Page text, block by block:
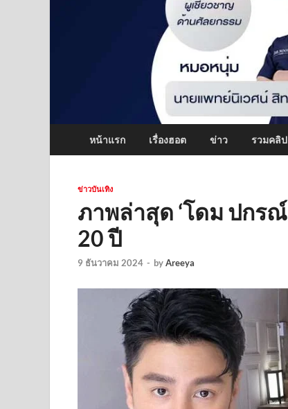
หน้าแรก เรื่องฮอต ข่าว รวมคลิป
ข่าวบันเทิง
ภาพล่าสุด ‘โดม ปกร
20 ปี
9 ธันวาคม 2024 - byAreeya